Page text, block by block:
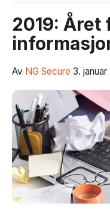
2019: Året
Av NG Secure 3. januar